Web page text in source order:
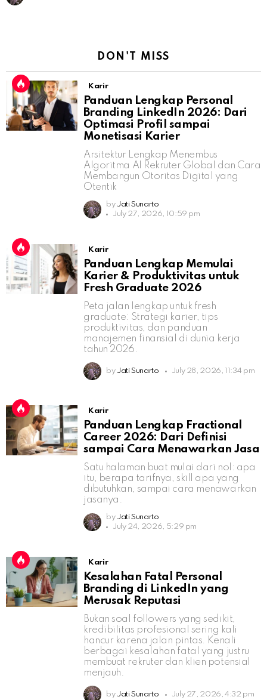
DON'T MISS
Karir
Panduan Lengkap Personal
Branding LinkedIn 2026: Dari
Optimasi Profil sampai
Monetisasi Karier
Arsitektur Lengkap Menembus
Algoritma AI Rekruter Global dan Cara
Membangun Otoritas Digital yang
Otentik
by Jati Sunarto
July 27, 2026, 10:59 pm
Karir
Panduan Lengkap Memulai
Karier & Produktivitas untuk
Fresh Graduate 2026
Peta jalan lengkap untuk fresh
graduate: Strategi karier, tips
produktivitas, dan panduan
manajemen finansial di dunia kerja
tahun 2026.
by Jati Sunarto July 28, 2026, 11:34 pm
Karir
Panduan Lengkap Fractional
Career 2026: Dari Definisi
sampai Cara Menawarkan Jasa
Satu halaman buat mulai dari nol: apa
itu, berapa tarifnya, skill apa yang
dibutuhkan, sampai cara menawarkan
jasanya.
by Jati Sunarto
July 24, 2026, 5:29 pm
Karir
Kesalahan Fatal Personal
Branding di LinkedIn yang
Merusak Reputasi
Bukan soal followers yang sedikit,
kredibilitas profesional sering kali
hancur karena jalan pintas. Kenali
berbagai kesalahan fatal yang justru
membuat rekruter dan klien potensial
menjauh.
by Jati Sunarto July 27, 2026, 4:32 pm